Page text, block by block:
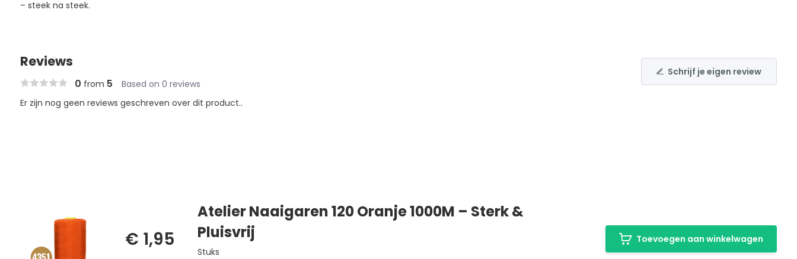
– steek na steek.
Reviews
0 from 5 Based on 0 reviews
Schrijf je eigen review
Er zijn nog geen reviews geschreven over dit product..
€ 1,95
Atelier Naaigaren 120 Oranje 1000M – Sterk &
Pluisvrij
Stuks
Toevoegen aan winkelwagen